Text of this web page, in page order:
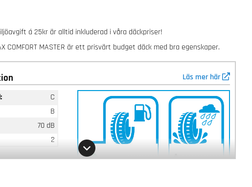
á 25kr är alltid inkluderad i våra däckpriser!
COMFORT MASTER är ett prisvärt budget däck med bra egenskaper.
Läs mer här
C
B
70 dB
2